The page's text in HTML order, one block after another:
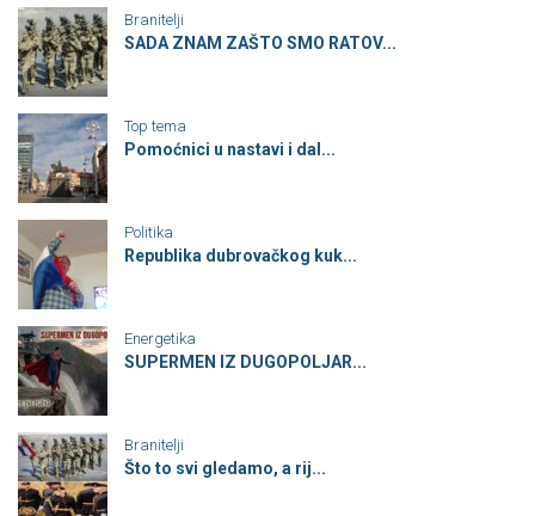
Branitelji
SADA ZNAM ZAŠTO SMO RATOV...
Top tema
Pomoćnici u nastavi i dal...
Politika
Republika dubrovačkog kuk...
Energetika
SUPERMEN IZ DUGOPOLJAR...
Branitelji
Što to svi gledamo, a rij...